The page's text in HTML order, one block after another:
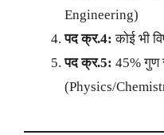
Engineering)
पद क्र.4: कोई भी
पद क्र.5: 45% गुण
(Physics/